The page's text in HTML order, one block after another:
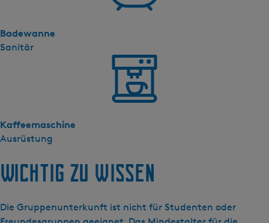
Sanitär
Badewanne
Ausrüstung
Kaffeemaschine
Wichtig zu wissen
Die Gruppenunterkunft ist nicht für Studenten oder